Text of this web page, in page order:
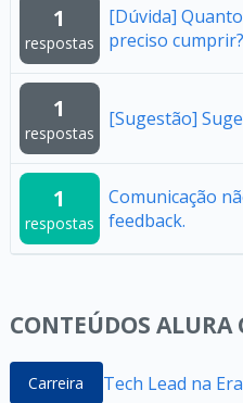
1
respostas
[Dúvida]
preciso cumprir?
1
respostas
[Sugestão]
1
respostas
Comunicação
feedback.
CONTEÚDOS ALURA
Carreira Tech Lead na